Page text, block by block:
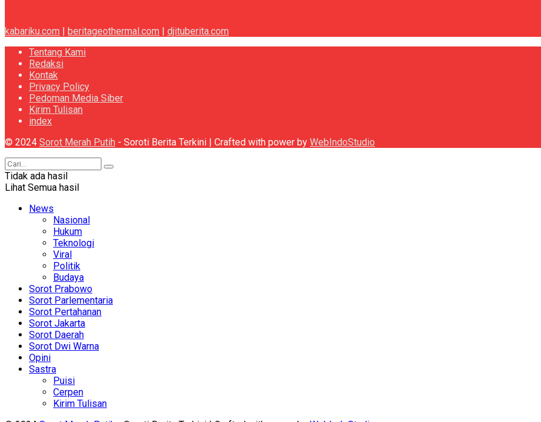
kabariku.com beritageothermal.com
djituberita.com
Tentang Kami
Redaksi
Kontak
Privacy Policy
Pedoman Media Siber
Kirim Tulisan
index
© 2024 Sorot Merah Putih - Soroti Berita Terkini | Crafted with power by WebIndoStudio
Tidak ada hasil
Lihat Semua hasil
News
Nasional
Hukum
Teknologi
Viral
Politik
Budaya
Sorot Prabowo
Sorot Parlementaria
Sorot Pertahanan
Sorot Jakarta
Sorot Daerah
Sorot Dwi Warna
Opini
Sastra
Puisi
Cerpen
Kirim Tulisan